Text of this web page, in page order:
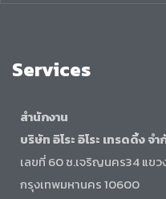
Services
สำนักงาน
บริษัท อิโระ อิโระ เทรดดิ้ง จำ
เลขที่ 60 ซ.เจริญนคร34 แข
กรุงเทพมหานคร 10600